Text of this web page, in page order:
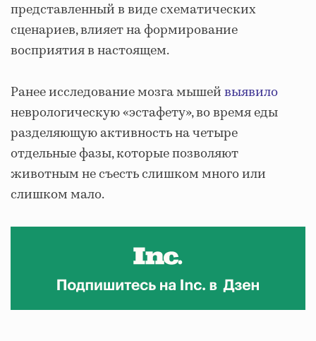
представленный в виде схематических
сценариев, влияет на формирование
восприятия в настоящем.
Ранее исследование мозга мышейвыявило
неврологическую «эстафету», во время еды
разделяющую активность на четыре
отдельные фазы, которые позволяют
животным не съесть слишком много или
слишком мало.